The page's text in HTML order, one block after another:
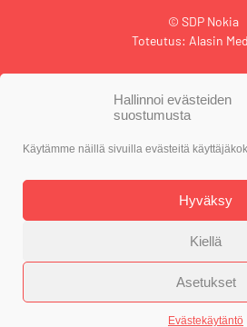
Hallinnoi evästeiden
suostumusta
Käytämme näillä sivuilla evästeitä
Hyväksy
Kiellä
Asetukset
Evästekäytäntö
© SDP Nokia
Toteutus: Alasin